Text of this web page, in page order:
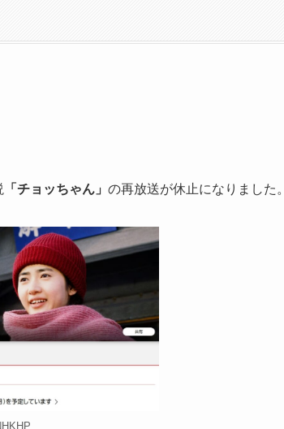
「チョッちゃん」 の再放送が休止になりました。